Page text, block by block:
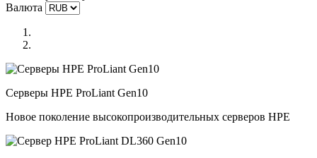
Валюта
Серверы HPE ProLiant Gen10
Новое поколение высокопроизводительных серверов HPE